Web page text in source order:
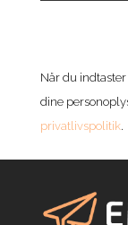
Når du
dine
privatlivspolitik.